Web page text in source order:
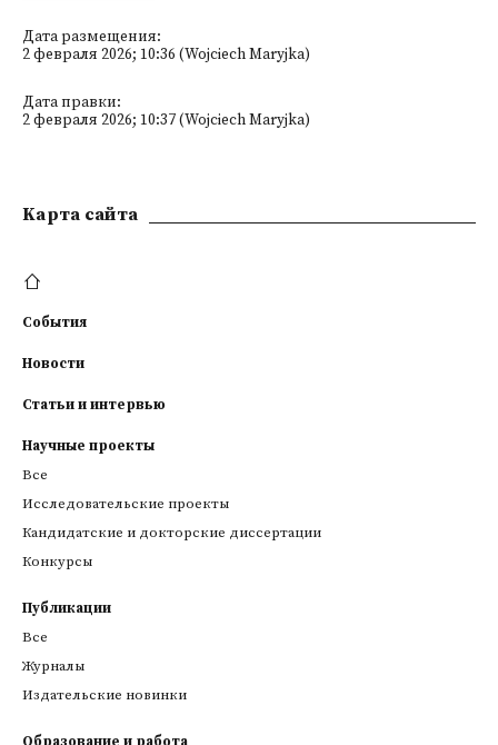
Дата размещения:
2 февраля 2026; 10:36 (Wojciech Maryjka)
Дата правки:
2 февраля 2026; 10:37 (Wojciech Maryjka)
Kарта сайта
События
Новости
Статьи и интервью
Научные проекты
Все
Исследовательские проекты
Кандидатские и докторские диссертации
Конкурсы
Публикации
Все
Журналы
Издательские новинки